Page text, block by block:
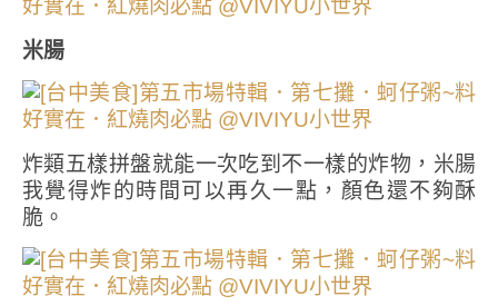
米腸
炸類五樣拼盤就能一次吃到不一樣的炸物，米腸
我覺得炸的時間可以再久一點，顏色還不夠酥
脆。